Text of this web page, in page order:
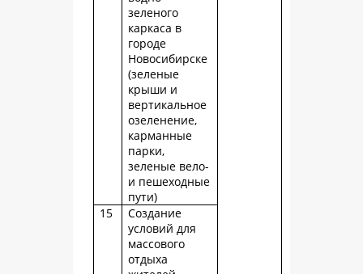
зеленого
каркаса в
городе
Новосибирске
(зеленые
крыши и
вертикальное
озеленение,
карманные
парки,
зеленые вело-
и пешеходные
пути)
15
Создание
условий для
массового
отдыха